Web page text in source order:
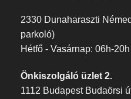
2330 Dunaharaszti
parkoló)
Hétfő - Vasárnap: 06h-
Önkiszolgáló üzlet 2.
1112 Budapest Budaörsi